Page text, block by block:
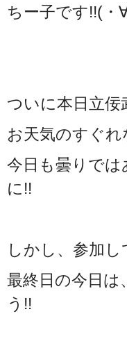
ちー子です!!(・
ついに本日立
お天気のすぐ
今日も曇りで
に!!
しかし、参加
最終日の今日
う!!